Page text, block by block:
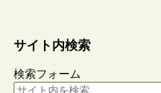
サイト内検索
検索フォーム